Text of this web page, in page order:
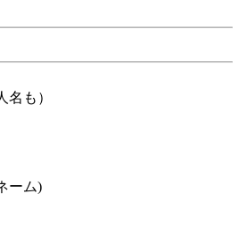
名も）
ーム)